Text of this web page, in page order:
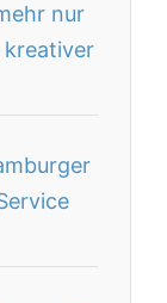
nur
kreativer